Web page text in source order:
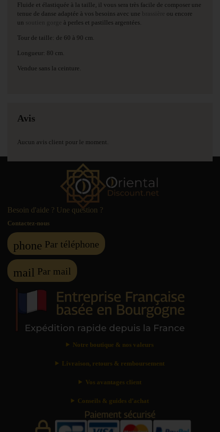
Fluide et élastiquée à la taille, il vous sera très facile de composer une
tenue de danse adaptée à vos besoins avec une
brassière
ou encore
un
soutien gorge à perles et pastilles argentées.
Tour de taille: de 60 à 90 cm.
Longueur: 80 cm.
Vendue sans la ceinture.
Avis
Aucun avis client pour le moment.
Besoin d'aide ? Une question ?
Contactez-nous
phone Par téléphone
mail Par mail
Notre boutique & nos valeurs
Livraison, retours & remboursement
Vos avantages client
Conseils & guides d’achat